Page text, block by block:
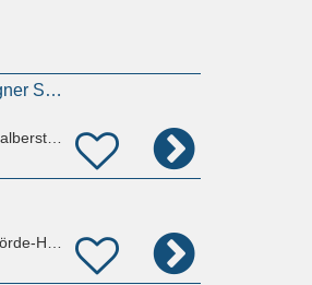
zahnmediz. FA (m/w/d) - HBS Richard Wagner Str. (Nähe Bahnhof)
Westeregeln